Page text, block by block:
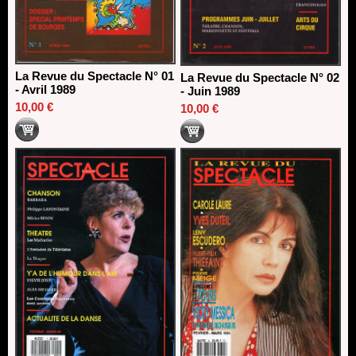
La Revue du Spectacle N° 01
- Avril 1989
10,00 €
La Revue du Spectacle N° 02
- Juin 1989
10,00 €